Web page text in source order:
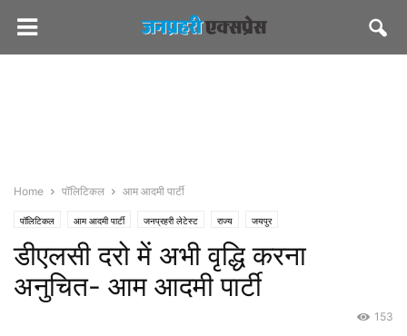
Home पॉलिटिकल आम आदमी पार्टी
पॉलिटिकल आम आदमी पार्टी जनप्रहरी लेटेस्ट राज्य जयपुर
डीएलसी दरो में अभी वृद्धि करना
अनुचित- आम आदमी पार्टी
153